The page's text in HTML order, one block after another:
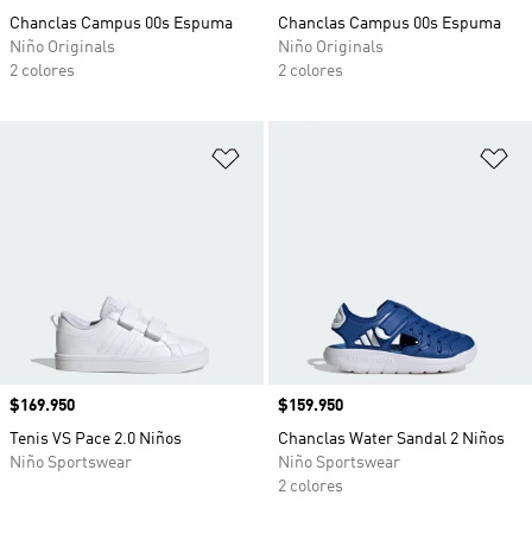
Chanclas Campus 00s Espuma
Niño Originals
2 colores
Chanclas Campus 00s Espuma
Niño Originals
2 colores
Precio
$169.950
Tenis VS Pace 2.0 Niños
Niño Sportswear
Precio
$159.950
Chanclas Water Sandal 2 Niños
Niño Sportswear
2 colores